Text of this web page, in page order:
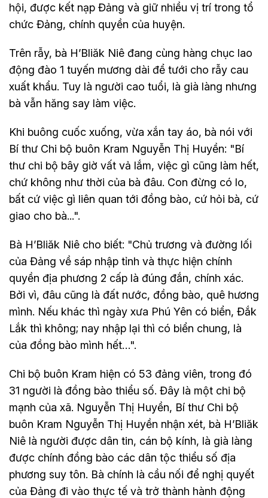
hội, được kết nạp Đảng và giữ nhiều vị trí trong tổ
chức Đảng, chính quyền của huyện.
Trên rẫy, bà H’Bliăk Niê đang cùng hàng chục lao
động đào 1 tuyến mương dài để tưới cho rẫy cau
xuất khẩu. Tuy là người cao tuổi, là già làng nhưng
bà vẫn hăng say làm việc.
Khi buông cuốc xuống, vừa xắn tay áo, bà nói với
Bí thư Chi bộ buôn Kram Nguyễn Thị Huyền: "Bí
thư chi bộ bây giờ vất vả lắm, việc gì cũng làm hết,
chứ không như thời của bà đâu. Con đừng có lo,
bất cứ việc gì liên quan tới đồng bào, cứ hỏi bà, cứ
giao cho bà...".
Bà H’Bliăk Niê cho biết: "Chủ trương và đường lối
của Đảng về sáp nhập tỉnh và thực hiện chính
quyền địa phương 2 cấp là đúng đắn, chính xác.
Bởi vì, đâu cũng là đất nước, đồng bào, quê hương
mình. Nếu khác thì ngày xưa Phú Yên có biển, Đắk
Lắk thì không; nay nhập lại thì có biển chung, là
của đồng bào mình hết…".
Chi bộ buôn Kram hiện có 53 đảng viên, trong đó
31 người là đồng bào thiểu số. Đây là một chi bộ
mạnh của xã. Nguyễn Thị Huyền, Bí thư Chi bộ
buôn Kram Nguyễn Thị Huyền nhận xét, bà H’Bliăk
Niê là người được dân tin, cán bộ kính, là già làng
được chính đồng bào các dân tộc thiểu số địa
phương suy tôn. Bà chính là cầu nối để nghị quyết
của Đảng đi vào thực tế và trở thành hành động